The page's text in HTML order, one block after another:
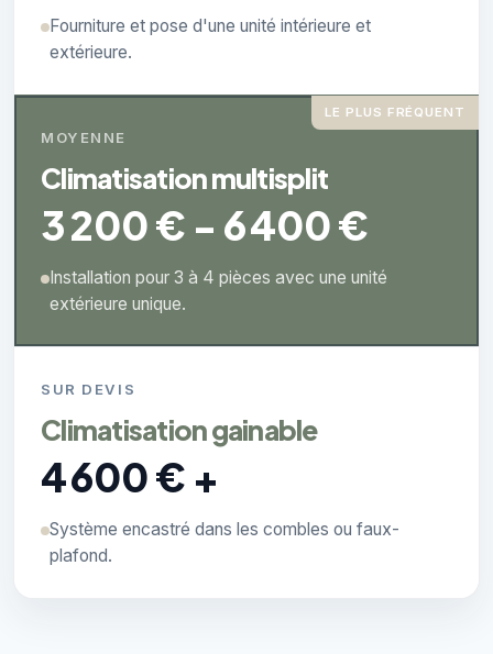
Fourniture et pose d'une unité intérieure et
extérieure.
LE PLUS FRÉQUENT
MOYENNE
Climatisation multisplit
3 200 € - 6 400 €
Installation pour 3 à 4 pièces avec une unité
extérieure unique.
SUR DEVIS
Climatisation gainable
4 600 € +
Système encastré dans les combles ou faux-
plafond.